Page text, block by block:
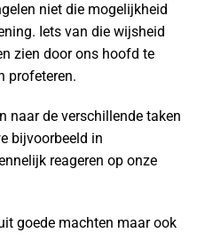
niet die mogelijkheid
Iets van die wijsheid
zien door ons hoofd te
profeteren.
naar de verschillende taken
bijvoorbeeld in
reageren op onze
goede machten maar ook